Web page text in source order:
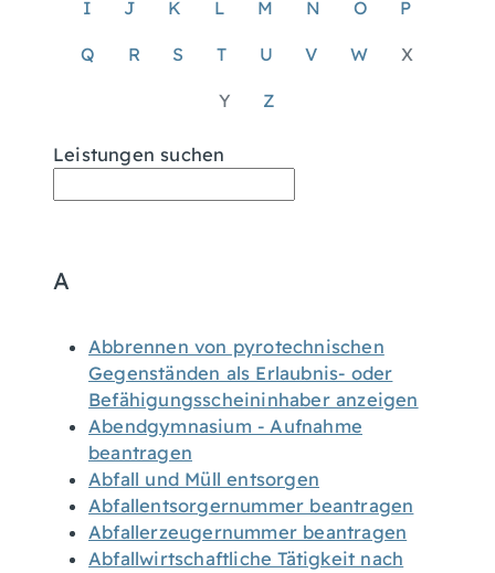
I J K L M N O P
Q R S T U V W X
Y Z
Leistungen suchen
A
Abbrennen von pyrotechnischen
Gegenständen als Erlaubnis- oder
Befähigungsscheininhaber anzeigen
Abendgymnasium - Aufnahme
beantragen
Abfall und Müll entsorgen
Abfallentsorgernummer beantragen
Abfallerzeugernummer beantragen
Abfallwirtschaftliche Tätigkeit nach